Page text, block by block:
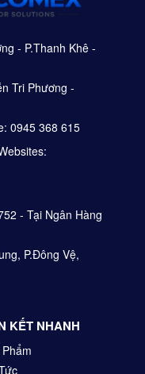
- P.Thanh Khê -
Tri Phương -
0945 368 615
- Tại Ngân Hàng
P.Đông Vệ,
KẾT NHANH